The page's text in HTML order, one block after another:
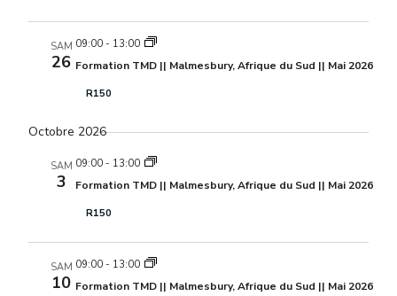
SAM
26
09:00 - 13:00
Formation TMD || Malmesbury, Afrique du Sud || Mai 2026
R150
Octobre 2026
SAM
3
09:00 - 13:00
Formation TMD || Malmesbury, Afrique du Sud || Mai 2026
R150
SAM
10
09:00 - 13:00
Formation TMD || Malmesbury, Afrique du Sud || Mai 2026